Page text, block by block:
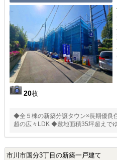
20枚
◆全５棟の新築分譲タウン×長期優良
超の広々LDK ◆敷地面積35坪超えで
市川市国分3丁目の新築一戸建て